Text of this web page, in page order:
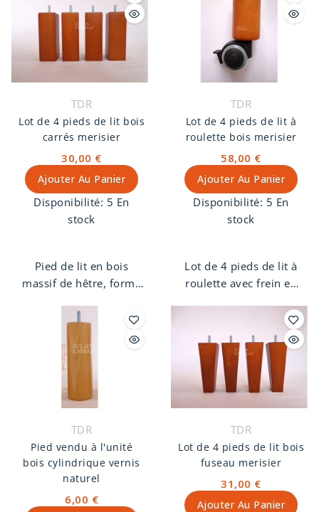
Pas de vis 8 mm.
vis 8 mm.
TDR
Lot de 4 pieds de lit bois
carrés merisier
30,00 €
Ajouter Au Panier
Disponibilité: 5 En
stock
Pied de lit en bois
massif de hêtre, forme
Pas de vis 8 mm.
TDR
Lot de 4 pieds de lit à
roulette bois merisier
58,00 €
Ajouter Au Panier
Disponibilité: 5 En
stock
Lot de 4 pieds de lit à
roulette avec frein en
Finition merisier.
Roulette en pvc avec
frein.
TDR
Pied vendu à l'unité
bois cylindrique vernis
naturel
6,00 €
TDR
Lot de 4 pieds de lit bois
fuseau merisier
31,00 €
Ajouter Au Panier